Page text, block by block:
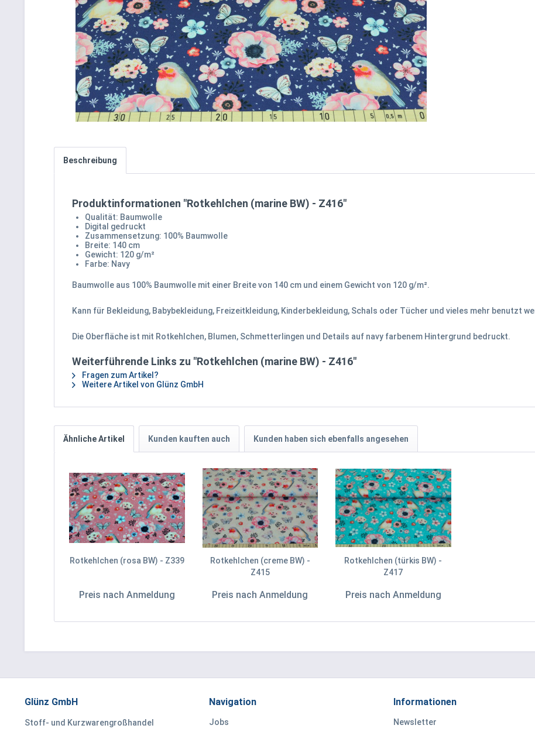
Beschreibung
Produktinformationen "Rotkehlchen (marine BW) - Z416"
Qualität: Baumwolle
Digital gedruckt
Zusammensetzung: 100% Baumwolle
Breite: 140 cm
Gewicht: 120 g/m²
Farbe: Navy
Baumwolle aus 100% Baumwolle mit einer Breite von 140 cm und einem Gewicht von 120 g/m².
Kann für Bekleidung, Babybekleidung, Freizeitkleidung, Kinderbekleidung, Schals oder Tücher und vieles mehr benutzt
Die Oberfläche ist mit Rotkehlchen, Blumen, Schmetterlingen und Details auf navy farbenem Hintergrund bedruckt.
Weiterführende Links zu "Rotkehlchen (marine BW) - Z416"
Fragen zum Artikel?
Weitere Artikel von Glünz GmbH
Ähnliche Artikel Kunden kauften auch Kunden haben sich ebenfalls angesehen
Rotkehlchen (rosa BW) - Z339
Preis nach Anmeldung
Rotkehlchen (creme BW) -
Z415
Preis nach Anmeldung
Rotkehlchen (türkis BW) -
Z417
Preis nach Anmeldung
Glünz GmbH
Stoff- und Kurzwarengroßhandel
Navigation
Jobs
Informationen
Newsletter